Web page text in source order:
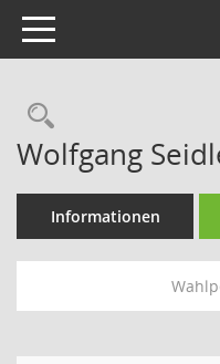
Toggle navigation
Wolfgang
Informationen